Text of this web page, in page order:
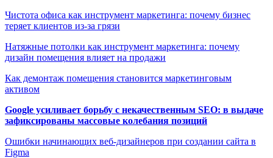
Чистота офиса как инструмент маркетинга: почему бизнес
теряет клиентов из-за грязи
Натяжные потолки как инструмент маркетинга: почему
дизайн помещения влияет на продажи
Как демонтаж помещения становится маркетинговым
активом
Google усиливает борьбу с некачественным SEO: в выдаче
зафиксированы массовые колебания позиций
Ошибки начинающих веб-дизайнеров при создании сайта в
Figma